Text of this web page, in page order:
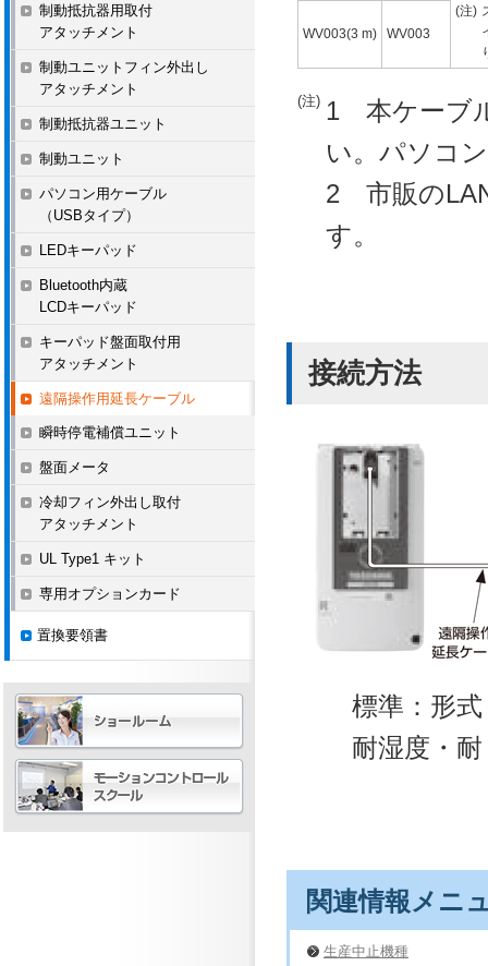
(注)
WV003(3 m) WV003
(注) 1 本ケーブ
い。パソコ
2 市販の
す。
接続方法
標準：形
耐湿度・
関連情報メニ
生産中止機種
制動抵抗器用取付
アタッチメント
制動ユニットフィン外出し
アタッチメント
制動抵抗器ユニット
制動ユニット
パソコン用ケーブル
（USBタイプ）
LEDキーパッド
Bluetooth内蔵
LCDキーパッド
キーパッド盤面取付用
アタッチメント
遠隔操作用延長ケーブル
瞬時停電補償ユニット
盤面メータ
冷却フィン外出し取付
アタッチメント
UL Type1 キット
専用オプションカード
置換要領書